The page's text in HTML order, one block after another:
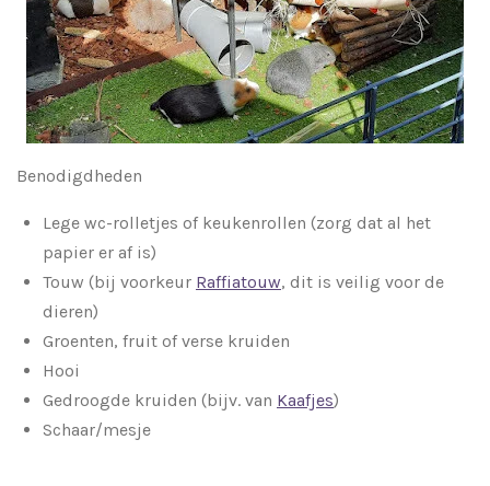
Benodigdheden
Lege wc-rolletjes of keukenrollen (zorg dat al het
papier er af is)
Touw (bij voorkeur Raffiatouw, dit is veilig voor de
dieren)
Groenten, fruit of verse kruiden
Hooi
Gedroogde kruiden (bijv. van Kaafjes)
Schaar/mesje